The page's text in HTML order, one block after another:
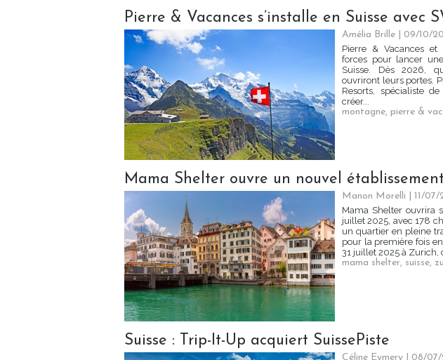
Pierre & Vacances s’installe en Suisse avec
Amélia Brille | 09/10/
Pierre & Vacances et
forces pour lancer
Suisse. Dès 2026,
ouvriront leurs portes.
Resorts, spécialiste
créer...
montagne, pierre &
Mama Shelter ouvre un nouvel
Manon Morelli | 11/
Mama Shelter ouvrira
juillet 2025, avec 178
un quartier en pleine
pour la première fois
31 juillet 2025 à Zurich,
mama shelter, suisse,
Suisse : Trip-It-Up acquiert SuissePiste
Céline Eymery | 08/